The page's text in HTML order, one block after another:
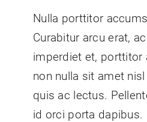
Nulla porttitor
Curabitur arcu erat,
imperdiet et, porttitor
non nulla sit amet
quis ac lectus.
id orci porta dapibus.